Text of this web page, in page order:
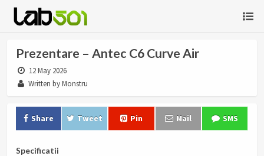
Prezentare – Antec C6 Curve Air
12 May 2026
Written by Monstru
Share Tweet Pin Mail SMS
Specificatii